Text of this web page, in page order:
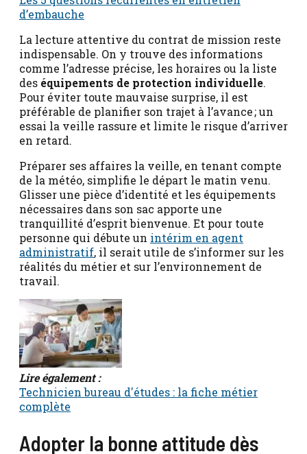
d’embauche
La lecture attentive du contrat de mission reste
indispensable. On y trouve des informations
comme l’adresse précise, les horaires ou la liste
des équipements de protection individuelle.
Pour éviter toute mauvaise surprise, il est
préférable de planifier son trajet à l’avance ; un
essai la veille rassure et limite le risque d’arriver
en retard.
Préparer ses affaires la veille, en tenant compte
de la météo, simplifie le départ le matin venu.
Glisser une pièce d’identité et les équipements
nécessaires dans son sac apporte une
tranquillité d’esprit bienvenue. Et pour toute
personne qui débute un intérim en agent
administratif, il serait utile de s’informer sur les
réalités du métier et sur l’environnement de
travail.
Lire également :
Technicien bureau d'études : la fiche métier
complète
Adopter la bonne attitude dès